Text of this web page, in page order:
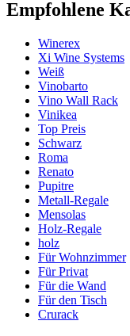
Schauen Sie sich hier
Winerex-Weinregalen an.
Machen Sie sich Ihre
Modulen in unserem
(öffnet ein neues
Produktnummer
Allgemein
Lieferung
Platzierung
ModularJa
Flaschen
Anzahl der
Flaschentyp
Abmessungen (BxHxT
Höhe (cm) 105
Breite (cm)68
Tiefe (cm)
32
Gewicht (kg)31
Empfohlene
Winerex
Xi Wine Systems
Weiß
Vinobarto
Vino Wall Rack
Vinikea
Top Preis
Schwarz
Roma
Renato
Pupitre
Metall-Regale
Mensolas
Holz-Regale
holz
Für Wohnzimmer
Für Privat
Für die Wand
Für den Tisch
Crurack